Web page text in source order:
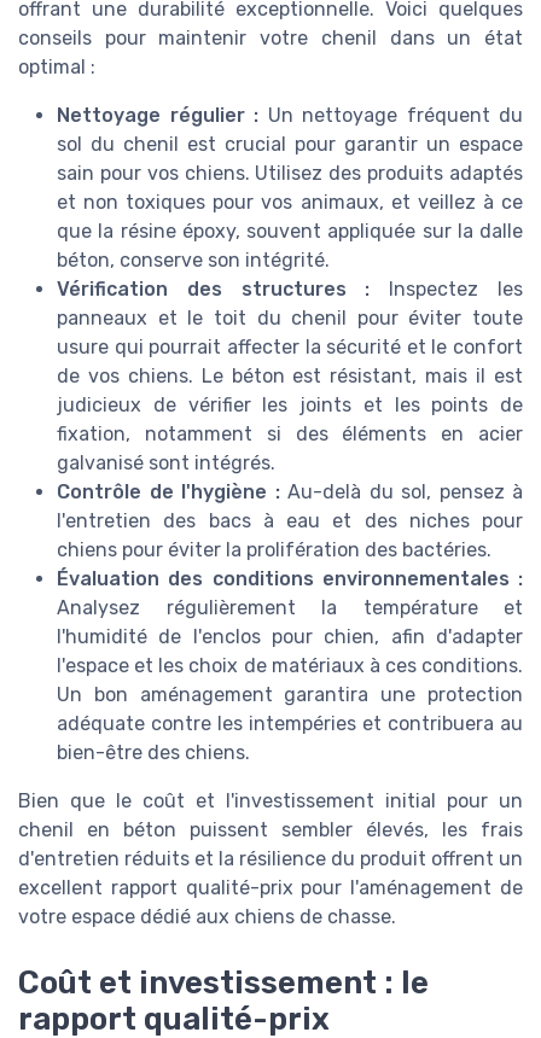
offrant une durabilité exceptionnelle. Voici quelques
conseils pour maintenir votre chenil dans un état
optimal :
Nettoyage régulier : Un nettoyage fréquent du
sol du chenil est crucial pour garantir un espace
sain pour vos chiens. Utilisez des produits adaptés
et non toxiques pour vos animaux, et veillez à ce
que la résine époxy, souvent appliquée sur la dalle
béton, conserve son intégrité.
Vérification des structures : Inspectez les
panneaux et le toit du chenil pour éviter toute
usure qui pourrait affecter la sécurité et le confort
de vos chiens. Le béton est résistant, mais il est
judicieux de vérifier les joints et les points de
fixation, notamment si des éléments en acier
galvanisé sont intégrés.
Contrôle de l'hygiène :Au-delà du sol, pensez à
l'entretien des bacs à eau et des niches pour
chiens pour éviter la prolifération des bactéries.
Évaluation des conditions environnementales :
Analysez régulièrement la température et
l'humidité de l'enclos pour chien, afin d'adapter
l'espace et les choix de matériaux à ces conditions.
Un bon aménagement garantira une protection
adéquate contre les intempéries et contribuera au
bien-être des chiens.
Bien que le coût et l'investissement initial pour un
chenil en béton puissent sembler élevés, les frais
d'entretien réduits et la résilience du produit offrent un
excellent rapport qualité-prix pour l'aménagement de
votre espace dédié aux chiens de chasse.
Coût et investissement : le
rapport qualité-prix